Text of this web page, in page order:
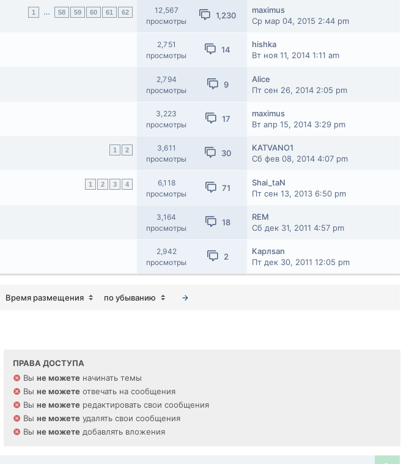
1 … 58 59 60 61 62
12,567
просмотры
1,230
maximus
Ср мар 04, 2015 2:44 pm
2,751
просмотры
14
hishka
Вт ноя 11, 2014 1:11 am
2,794
просмотры
9
Alice
Пт сен 26, 2014 2:05 pm
3,223
просмотры
17
maximus
Вт апр 15, 2014 3:29 pm
1 2
3,611
просмотры
30
KATVANO1
Сб фев 08, 2014 4:07 pm
1 2 3 4
6,118
просмотры
71
Shai_taN
Пт сен 13, 2013 6:50 pm
3,164
просмотры
18
REM
Сб дек 31, 2011 4:57 pm
2,942
просмотры
2
Карлsan
Пт дек 30, 2011 12:05 pm
Время размещения по убыванию
ПРАВА ДОСТУПА
Вы не можетеначинать темы
Вы не можетеотвечать на сообщения
Вы не можетередактировать свои сообщения
Вы не можетеудалять свои сообщения
Вы не можетедобавлять вложения